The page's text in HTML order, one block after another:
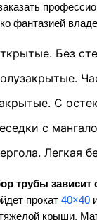
фантазией
Без
С
с
Легкая
трубы зависит
прокат 40×40
крыши.